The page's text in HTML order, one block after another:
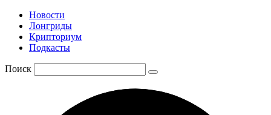
Новости
Лонгриды
Крипториум
Подкасты
Поиск